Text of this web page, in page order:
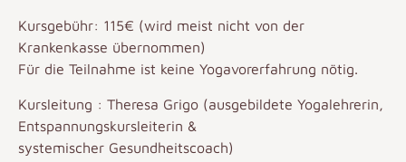
Kursgebühr: 115€ (wird meist nicht von der
Krankenkasse übernommen)
Für die Teilnahme ist keine Yogavorerfahrung nötig.
Kursleitung : Theresa Grigo (ausgebildete Yogalehrerin,
Entspannungskursleiterin &
systemischer Gesundheitscoach)